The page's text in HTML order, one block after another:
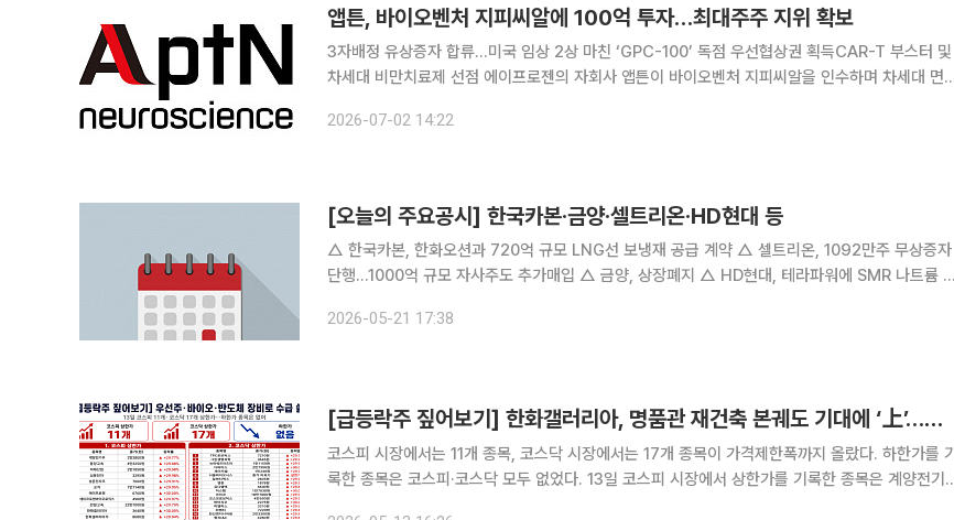
앱튼, 바이오벤처 지피씨알에 100억 투자…최대주주 지위 확보
3자배정 유상증자 합류…미국 임상 2상 마친 ‘GPC-100’ 독점 우선협상권 획득CAR-T 부스터 및
차세대 비만치료제 선점 에이프로젠의 자회사 앱튼이 바이오벤처 지피씨알을 인수하며 차세대 면역
자배정 유상증자에 참여해 최대주주로 등극할 예정이라고 2일 공시
2026-07-02 14:22
[오늘의 주요공시] 한국카본·금양·셀트리온·HD현대 등
△ 한국카본, 한화오션과 720억 규모 LNG선 보냉재 공급 계약 △ 셀트리온, 1092만주 무상증자
단행…1000억 규모 자사주도 추가매입 △ 금양, 상장폐지 △ HD현대, 테라파워에 SMR 나트륨 원
2026-05-21 17:38
[급등락주 짚어보기] 한화갤러리아, 명품관 재건축 본궤도 기대에 ‘上’…코스피 11개·코스닥 17개 상한가
코스피 시장에서는 11개 종목, 코스닥 시장에서는 17개 종목이 가격제한폭까지 올랐다. 하한가를 기
록한 종목은 코스피·코스닥 모두 없었다. 13일 코스피 시장에서 상한가를 기록한 종목은 계양전기